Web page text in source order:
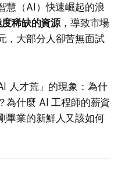
慧（AI）快速崛起的浪
稀缺的資源 ，導致市場
，大部分人卻苦無面試
人才荒」的現象：為什
為什麼 AI 工程師的薪資
畢業的新鮮人又該如何